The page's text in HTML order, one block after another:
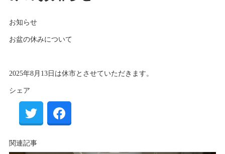
お知らせ
お盆の休みについて
2025年8月13日は休市とさせていただきます。
シェア
関連記事